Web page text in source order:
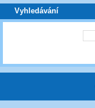
Vyhledávání